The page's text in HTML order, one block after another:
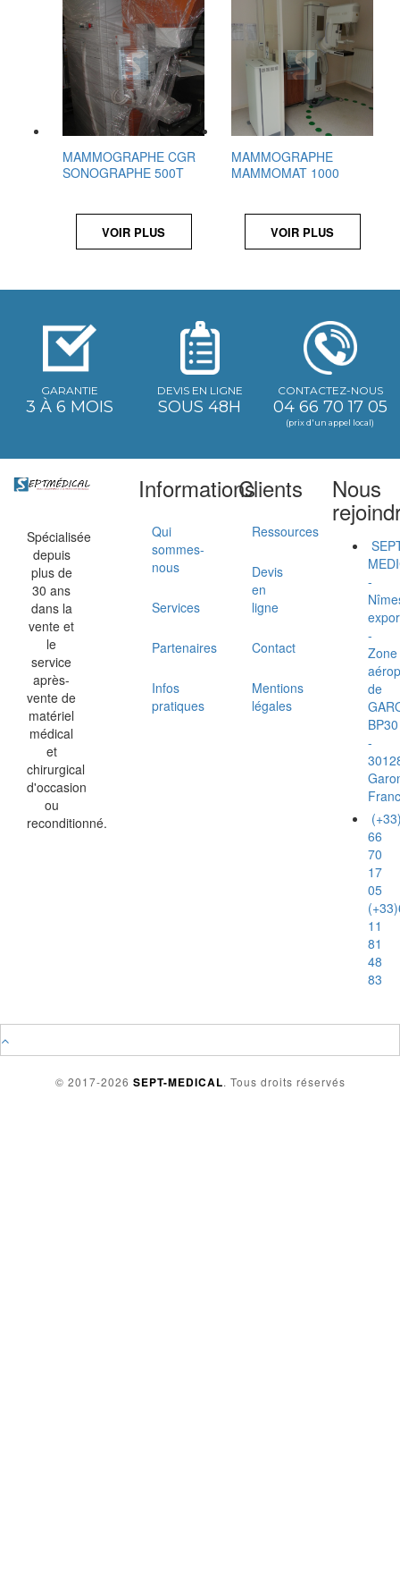
MAMMOGRAPHE CGR
SONOGRAPHE 500T
VOIR PLUS
MAMMOGRAPHE
MAMMOMAT 1000
VOIR PLUS
GARANTIE
3 À 6 MOIS
DEVIS EN LIGNE
SOUS 48H
CONTACTEZ-NOUS
04 66 70 17 05
(prix d'un appel local)
Spécialisée
depuis
plus de
30 ans
dans la
vente et
le
service
après-
vente de
matériel
médical
et
chirurgical
d'occasion
ou
reconditionné.
Informations
Qui
sommes-
nous
Services
Partenaires
Infos
pratiques
Clients
Ressources
Devis
en
ligne
Contact
Mentions
légales
Nous
-
-
Zone
de
BP30
-
66
70
17
05
11
81
48
83
© 2017-2026 SEPT-MEDICAL. Tous droits réservés